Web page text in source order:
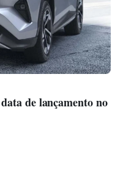
de lançamento no